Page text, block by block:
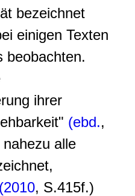
bezeichnet
einigen Texten
beobachten.
ihrer
(ebd.,
alle
, S.415f.)